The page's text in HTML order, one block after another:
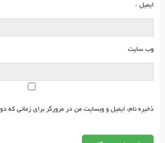
ایمیل *
وب‌ سایت
ذخیره نام، ایمیل و وبسایت من در مرورگر برای زمانی که